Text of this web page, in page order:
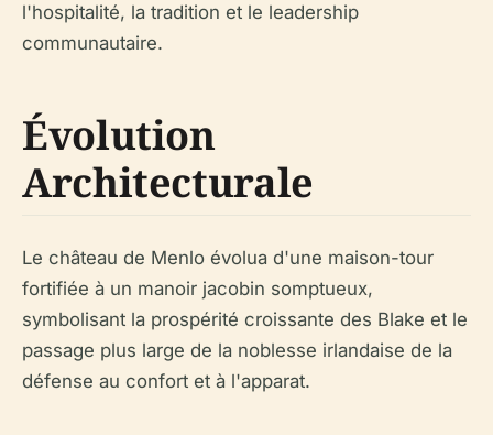
l'hospitalité, la tradition et le leadership
communautaire.
Évolution
Architecturale
Le château de Menlo évolua d'une maison-tour
fortifiée à un manoir jacobin somptueux,
symbolisant la prospérité croissante des Blake et le
passage plus large de la noblesse irlandaise de la
défense au confort et à l'apparat.